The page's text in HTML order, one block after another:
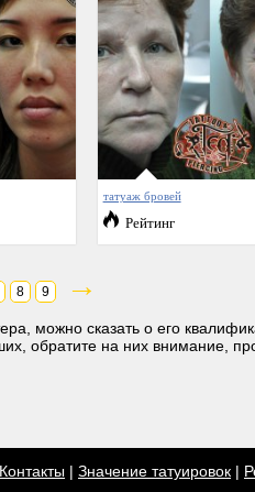
татуаж бровей
Рейтинг
8 9 →
можно сказать о его
обратите на них внимание,
Контакты | Значение татуировок |